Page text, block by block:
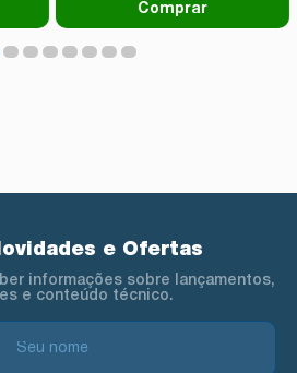
Comprar
e Ofertas
informações sobre lançamentos,
e conteúdo técnico.